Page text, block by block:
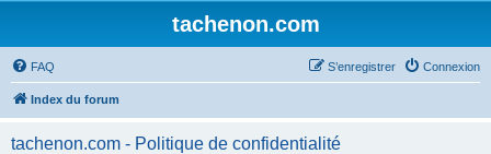
tachenon.com
FAQ Connexion
S’enregistrer
Index du forum
tachenon.com - Politique de confidentialité